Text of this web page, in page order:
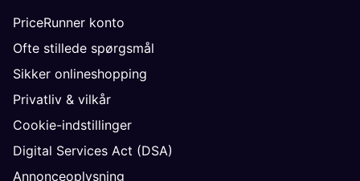
PriceRunner konto
Ofte stillede spørgsmål
Sikker onlineshopping
Privatliv & vilkår
Cookie-indstillinger
Digital Services Act (DSA)
Annonceoplysning